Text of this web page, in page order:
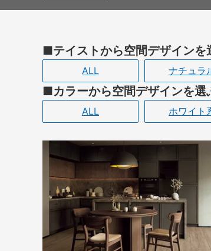
テイストから空間デザインを
ALL ナチュラ
カラーから空間デザインを選
ALL ホワイト